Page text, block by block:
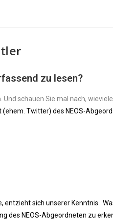
zu lesen?
schauen Sie mal nach, wieviele
Twitter) des NEOS-
entzieht sich unserer Kenntnis.
des NEOS-Abgeordneten zu